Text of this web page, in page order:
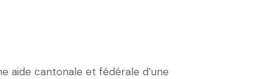
aide cantonale et fédérale d’une